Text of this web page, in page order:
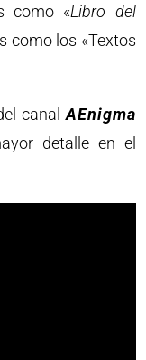
como «Libro del
como los «Textos
canalAEnigma
detalle en el